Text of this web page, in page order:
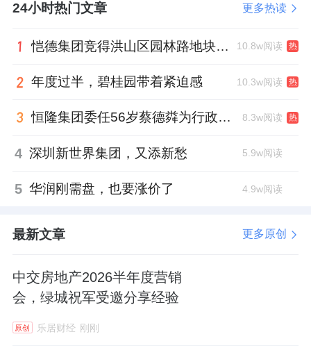
24小时热门文章 更多热读
恺德集团竞得洪山区园林路地块，引入贝好家C2M产品定位及营销服务 10.8w阅读 热
年度过半，碧桂园带着紧迫感 10.3w阅读 热
恒隆集团委任56岁蔡德粦为行政总裁、年薪2052万港元，曾任星巴克中国CEO 8.3w阅读 热
4 深圳新世界集团，又添新愁 5.9w阅读
5 华润刚需盘，也要涨价了 4.9w阅读
最新文章 更多原创
中交房地产2026半年度营销
会，绿城祝军受邀分享经验
原创 乐居财经 刚刚